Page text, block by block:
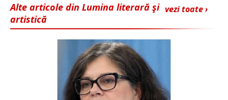
vezi toate ›
Alte articole din Lumina literară şi
artistică